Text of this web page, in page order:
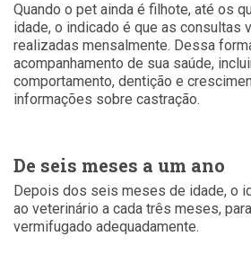
Quando o pet ainda é filhote, até os
idade, o indicado é que as consultas
realizadas mensalmente. Dessa
acompanhamento de sua saúde,
comportamento, dentição e
informações sobre castração.
De seis meses a um ano
Depois dos seis meses de idade, o
ao veterinário a cada três meses,
vermifugado adequadamente.